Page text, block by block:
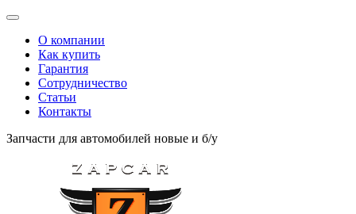
О компании
Как купить
Гарантия
Сотрудничество
Статьи
Контакты
Запчасти для автомобилей новые и б/у